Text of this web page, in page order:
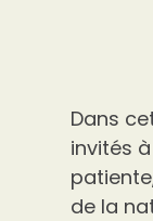
Dans
invités
de la